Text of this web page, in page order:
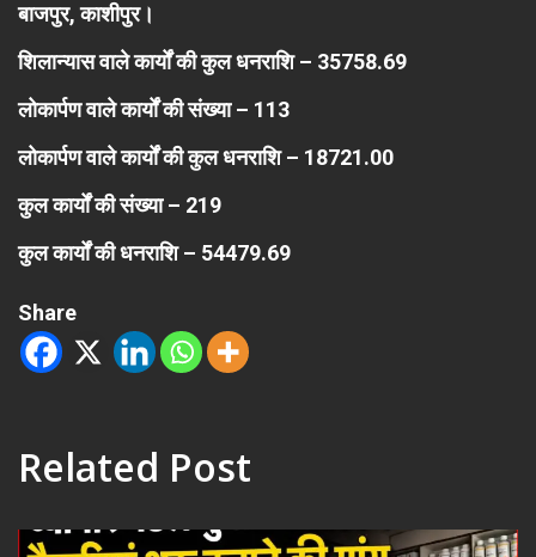
बाजपुर, काशीपुर।
शिलान्यास वाले कार्यों की कुल धनराशि – 35758.69
लोकार्पण वाले कार्यों की संख्या – 113
लोकार्पण वाले कार्यों की कुल धनराशि – 18721.00
कुल कार्यों की संख्या – 219
कुल कार्यों की धनराशि – 54479.69
Share
Related Post